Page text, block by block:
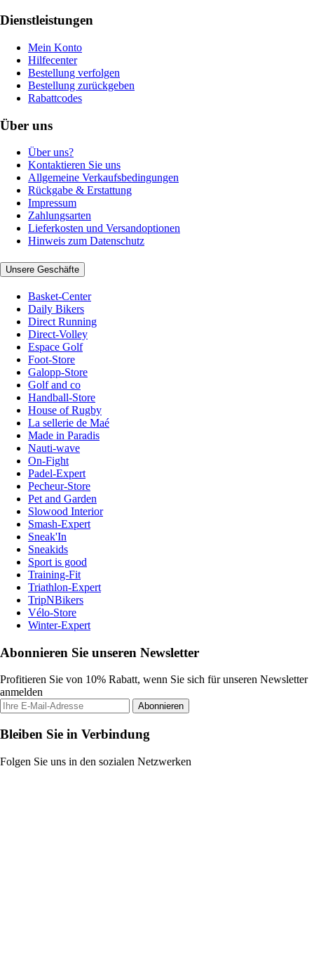
Dienstleistungen
Mein Konto
Hilfecenter
Bestellung verfolgen
Bestellung zurückgeben
Rabattcodes
Über uns
Über uns?
Kontaktieren Sie uns
Allgemeine Verkaufsbedingungen
Rückgabe & Erstattung
Impressum
Zahlungsarten
Lieferkosten und Versandoptionen
Hinweis zum Datenschutz
Unsere Geschäfte
Basket-Center
Daily Bikers
Direct Running
Direct-Volley
Espace Golf
Foot-Store
Galopp-Store
Golf and co
Handball-Store
House of Rugby
La sellerie de Maé
Made in Paradis
Nauti-wave
On-Fight
Padel-Expert
Pecheur-Store
Pet and Garden
Slowood Interior
Smash-Expert
Sneak'In
Sneakids
Sport is good
Training-Fit
Triathlon-Expert
TripNBikers
Vélo-Store
Winter-Expert
Abonnieren Sie unseren Newsletter
Profitieren Sie von 10% Rabatt, wenn Sie sich für unseren Newsletter
anmelden
Abonnieren
Bleiben Sie in Verbindung
Folgen Sie uns in den sozialen Netzwerken